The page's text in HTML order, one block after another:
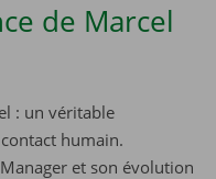
de Marcel
: un véritable
humain.
et son évolution